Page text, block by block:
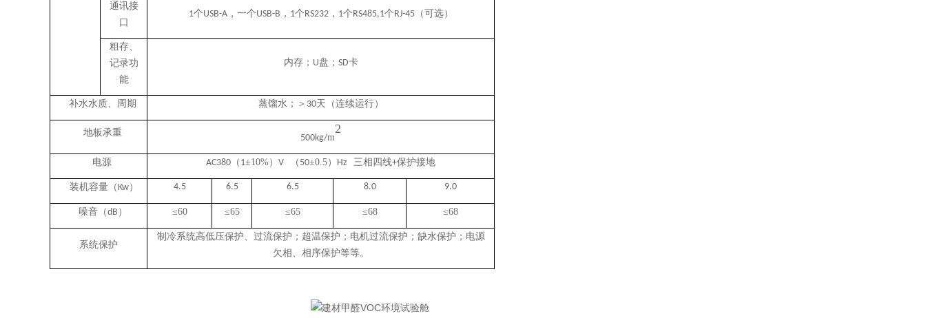
通讯接
口
1个USB-A，一个USB-B ， 1个RS232， 1个RS485,1个RJ-45（可选）
粗存、
记录功
能
内存； U盘； SD卡
补水水质、周期 蒸馏水；＞ 30天（连续运行）
地板承重
500kg/m
2
电源 AC380 （ 1±10%） V （ 50±0.5） Hz 三相四线+保护接地
装机容量（Kw） 4.5 6.5 6.5 8.0 9.0
噪音（dB ） ≤60 ≤65 ≤65 ≤68 ≤68
系统保护
制冷系统高低压保护、过流保护；超温保护；电机过流保护；缺水保护；电源
欠相、相序保护等等。